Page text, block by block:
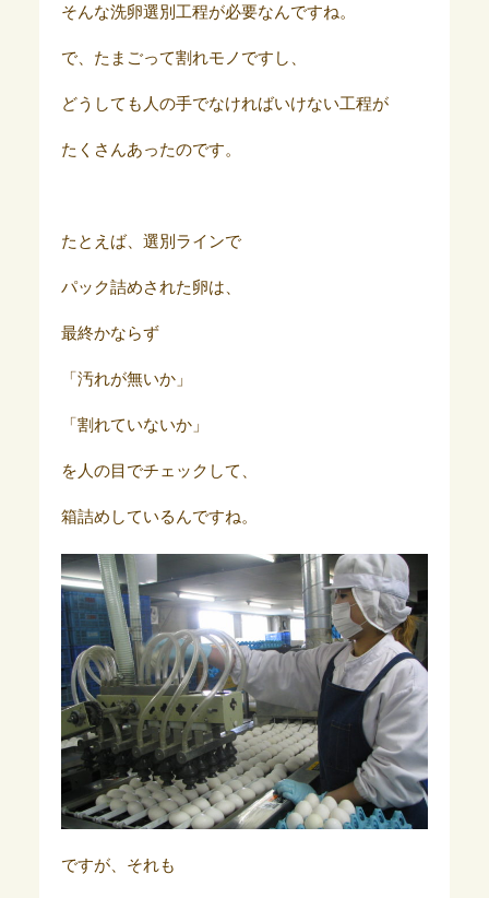
そんな洗卵選別工程が必要なんですね。
で、たまごって割れモノですし、
どうしても人の手でなければいけない工程が
たくさんあったのです。
たとえば、選別ラインで
パック詰めされた卵は、
最終かならず
「汚れが無いか」
「割れていないか」
を人の目でチェックして、
箱詰めしているんですね。
ですが、それも